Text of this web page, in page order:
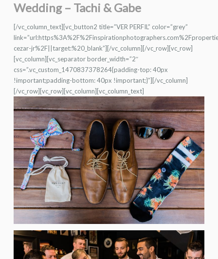
Wedding – Tachi & Gabe
[/vc_column_text][vc_button2 title=”VER PERFIL” color=”grey”
cezar-jr%2F||target:%20_blank”][/vc_column][/vc_row][vc_row]
[vc_column][vc_separator border_width=”2″
css=”.vc_custom_1470837378264{padding-top: 40px
!important;padding-bottom: 40px !important;}”][/vc_column]
[/vc_row][vc_row][vc_column][vc_column_text]